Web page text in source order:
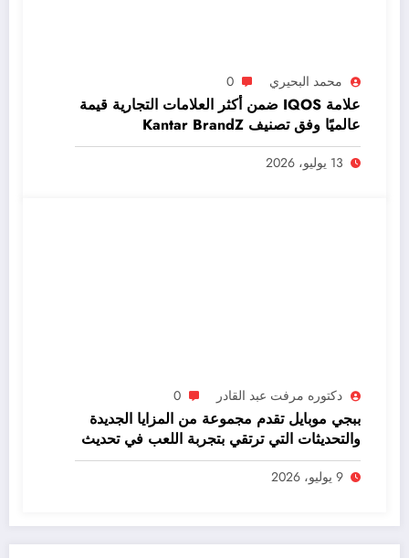
محمد البحيري 0
علامة IQOS ضمن أكثر العلامات التجارية قيمة
عالميًا وفق تصنيف Kantar BrandZ
13 يوليو، 2026
دكتوره مرفت عبد القادر 0
ببجي موبايل تقدم مجموعة من المزايا الجديدة
والتحديثات التي ترتقي بتجربة اللعب في تحديث
الإصدار 4.5
9 يوليو، 2026